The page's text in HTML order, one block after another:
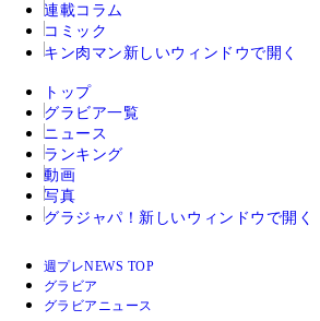
連載コラム
コミック
キン肉マン 新しいウィンドウで開く
トップ
グラビア一覧
ニュース
ランキング
動画
写真
グラジャパ！ 新しいウィンドウで開く
週プレNEWS TOP
グラビア
グラビアニュース